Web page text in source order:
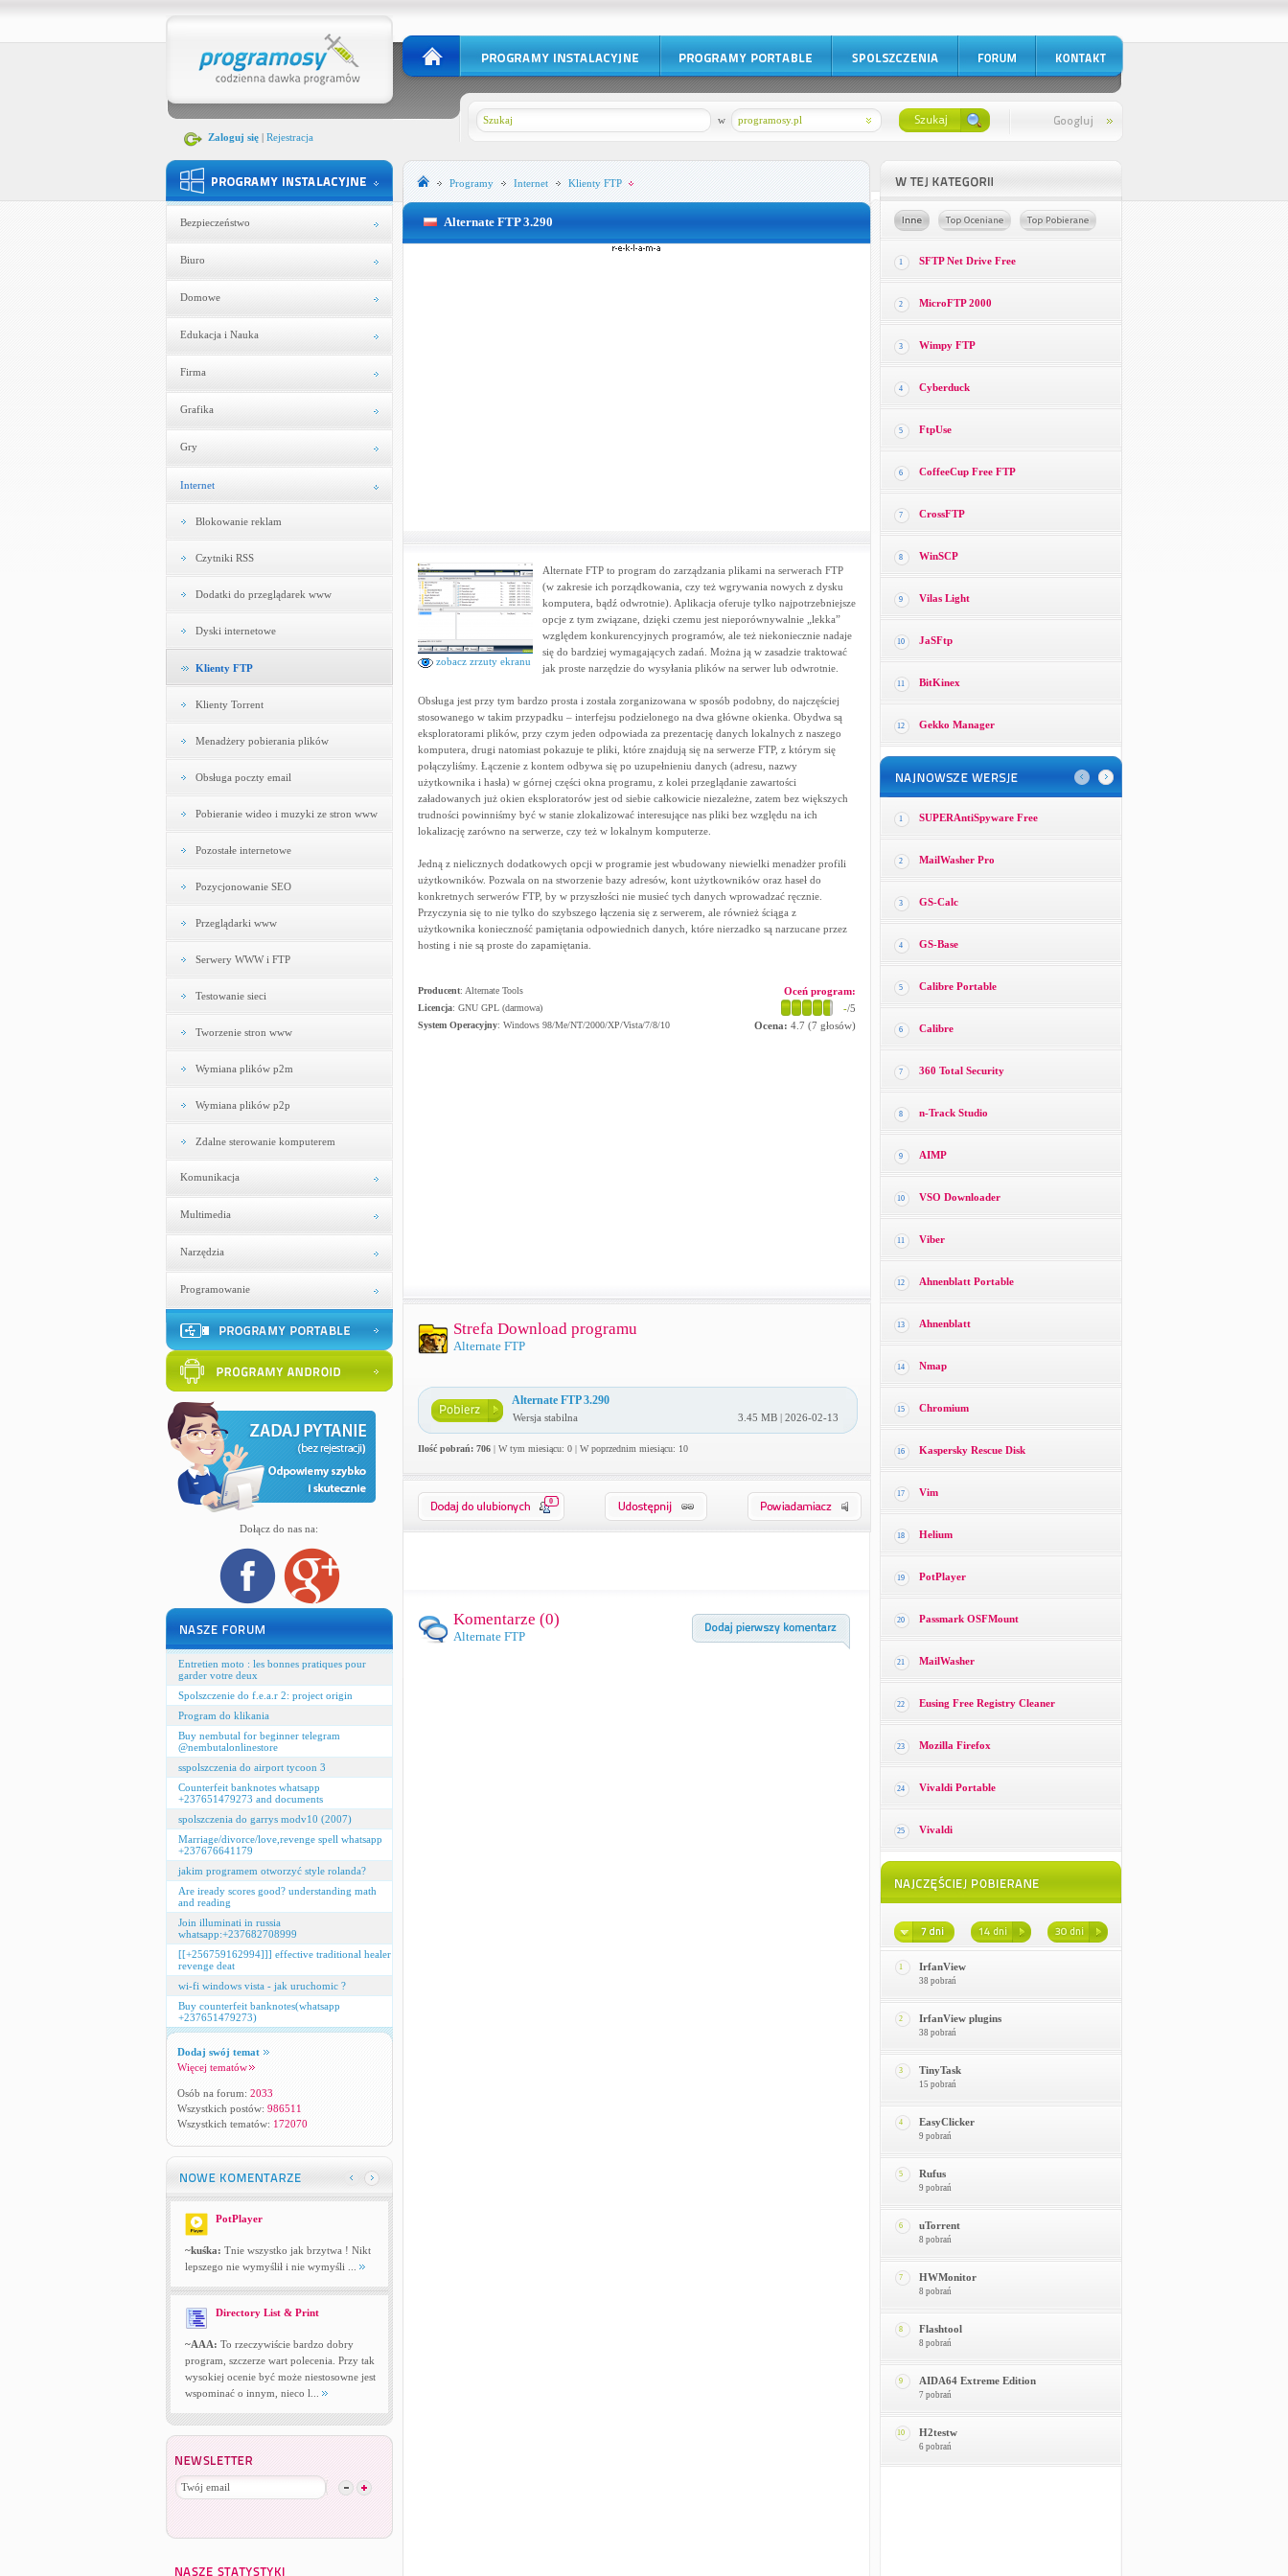
Zaloguj się| Rejestracja
programosy.pl
w
Bezpieczeństwo
Biuro
Domowe
Edukacja i Nauka
Firma
Grafika
Gry
Internet
Blokowanie reklam
Czytniki RSS
Dodatki do przeglądarek www
Dyski internetowe
Klienty FTP
Klienty Torrent
Menadżery pobierania plików
Obsługa poczty email
Pobieranie wideo i muzyki ze stron www
Pozostałe internetowe
Pozycjonowanie SEO
Przeglądarki www
Serwery WWW i FTP
Testowanie sieci
Tworzenie stron www
Wymiana plików p2m
Wymiana plików p2p
Zdalne sterowanie komputerem
Komunikacja
Multimedia
Narzędzia
Programowanie
Dołącz do nas na:
Entretien moto : les bonnes pratiques pour
garder votre deux
Spolszczenie do f.e.a.r 2: project origin
Program do klikania
Buy nembutal for beginner telegram
@nembutalonlinestore
sspolszczenia do airport tycoon 3
Counterfeit banknotes whatsapp
+237651479273 and documents
spolszczenia do garrys modv10 (2007)
Marriage/divorce/love,revenge spell whatsapp
+237676641179
jakim programem otworzyć style rolanda?
Are iready scores good? understanding math
and reading
Join illuminati in russia
whatsapp:+237682708999
[[+256759162994]]] effective traditional healer
revenge deat
wi-fi windows vista - jak uruchomic ?
Buy counterfeit banknotes(whatsapp
+237651479273)
Dodaj swój temat
Więcej tematów
Osób na forum: 2033
Wszystkich postów: 986511
Wszystkich tematów: 172070
PotPlayer
~kuśka: Tnie wszystko jak brzytwa ! Nikt
lepszego nie wymyślił i nie wymyśli ...
Directory List & Print
~AAA: To rzeczywiście bardzo dobry
program, szczerze wart polecenia. Przy tak
wysokiej ocenie być może niestosowne jest
wspominać o innym, nieco l...
Programy Internet Klienty FTP
Alternate FTP 3.290
zobacz zrzuty ekranu
Alternate FTP to program do zarządzania plikami na serwerach FTP
(w zakresie ich porządkowania, czy też wgrywania nowych z dysku
komputera, bądź odwrotnie). Aplikacja oferuje tylko najpotrzebniejsze
opcje z tym związane, dzięki czemu jest nieporównywalnie „lekka”
względem konkurencyjnych programów, ale też niekoniecznie nadaje
się do bardziej wymagających zadań. Można ją w zasadzie traktować
jak proste narzędzie do wysyłania plików na serwer lub odwrotnie.
Obsługa jest przy tym bardzo prosta i została zorganizowana w sposób podobny, do najczęściej
stosowanego w takim przypadku – interfejsu podzielonego na dwa główne okienka. Obydwa są
eksploratorami plików, przy czym jeden odpowiada za prezentację danych lokalnych z naszego
komputera, drugi natomiast pokazuje te pliki, które znajdują się na serwerze FTP, z którym się
połączyliśmy. Łączenie z kontem odbywa się po uzupełnieniu danych (adresu, nazwy
użytkownika i hasła) w górnej części okna programu, z kolei przeglądanie zawartości
załadowanych już okien eksploratorów jest od siebie całkowicie niezależne, zatem bez większych
trudności powinniśmy być w stanie zlokalizować interesujące nas pliki bez względu na ich
lokalizację zarówno na serwerze, czy też w lokalnym komputerze.
Jedną z nielicznych dodatkowych opcji w programie jest wbudowany niewielki menadżer profili
użytkowników. Pozwala on na stworzenie bazy adresów, kont użytkowników oraz haseł do
konkretnych serwerów FTP, by w przyszłości nie musieć tych danych wprowadzać ręcznie.
Przyczynia się to nie tylko do szybszego łączenia się z serwerem, ale również ściąga z
użytkownika konieczność pamiętania odpowiednich danych, które nierzadko są narzucane przez
hosting i nie są proste do zapamiętania.
Producent: Alternate Tools
Licencja: GNU GPL (darmowa)
System Operacyjny: Windows 98/Me/NT/2000/XP/Vista/7/8/10
Oceń program:
-/5
Ocena: 4.7 (7 głosów)
Strefa Download programu
Alternate FTP
Alternate FTP 3.290
Wersja stabilna 3.45 MB | 2026-02-13
Ilość pobrań: 706| W tym miesiącu: 0 | W poprzednim miesiącu: 10
0
Komentarze (0)
Alternate FTP
1 SFTP Net Drive Free
2 MicroFTP 2000
3 Wimpy FTP
4 Cyberduck
5 FtpUse
6 CoffeeCup Free FTP
7 CrossFTP
8 WinSCP
9 Vilas Light
10 JaSFtp
11 BitKinex
12 Gekko Manager
1 SUPERAntiSpyware Free
2 MailWasher Pro
3 GS-Calc
4 GS-Base
5 Calibre Portable
6 Calibre
7 360 Total Security
8 n-Track Studio
9 AIMP
10 VSO Downloader
11 Viber
12 Ahnenblatt Portable
13 Ahnenblatt
14 Nmap
15 Chromium
16 Kaspersky Rescue Disk
17 Vim
18 Helium
19 PotPlayer
20 Passmark OSFMount
21 MailWasher
22 Eusing Free Registry Cleaner
23 Mozilla Firefox
24 Vivaldi Portable
25 Vivaldi
1 IrfanView
38 pobrań
2 IrfanView plugins
38 pobrań
3 TinyTask
15 pobrań
4 EasyClicker
9 pobrań
5 Rufus
9 pobrań
6 uTorrent
8 pobrań
7 HWMonitor
8 pobrań
8 Flashtool
8 pobrań
9 AIDA64 Extreme Edition
7 pobrań
10 H2testw
6 pobrań